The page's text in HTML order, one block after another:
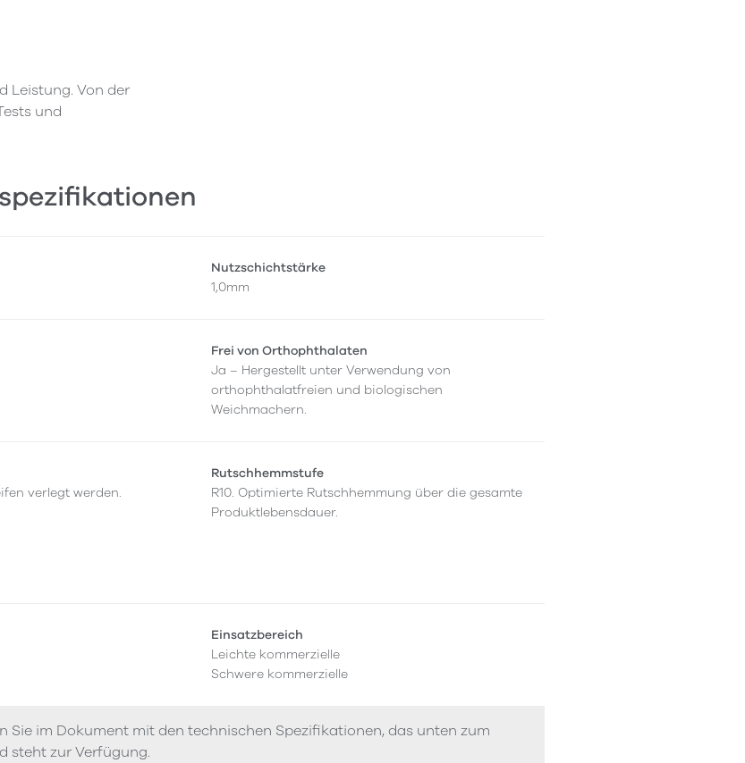
Leistung. Von der
und
Nutzschichtstärke
1,0mm
Frei von Orthophthalaten
Ja – Hergestellt unter Verwendung von
orthophthalatfreien und biologischen
Weichmachern.
verlegt werden.
Rutschhemmstufe
R10. Optimierte Rutschhemmung über die gesamte
Produktlebensdauer.
Einsatzbereich
Leichte kommerzielle
Schwere kommerzielle
im Dokument mit den technischen Spezifikationen, das unten zum
steht zur Verfügung.